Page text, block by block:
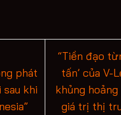
phát
khi
“Tiền đạo
tấn’ của V-
khủng
giá trị thị